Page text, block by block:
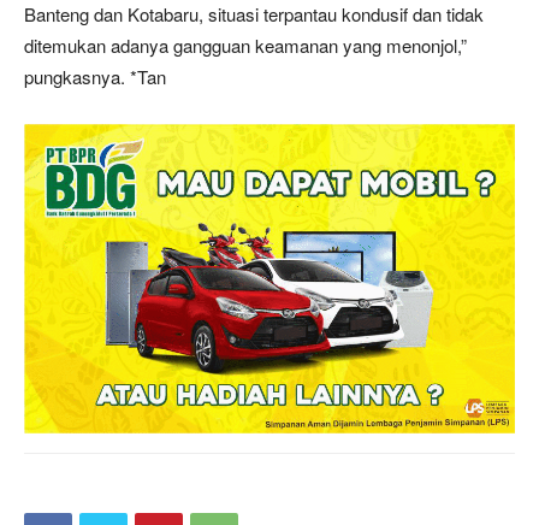
Banteng dan Kotabaru, situasi terpantau kondusif dan tidak
ditemukan adanya gangguan keamanan yang menonjol,”
pungkasnya. *Tan